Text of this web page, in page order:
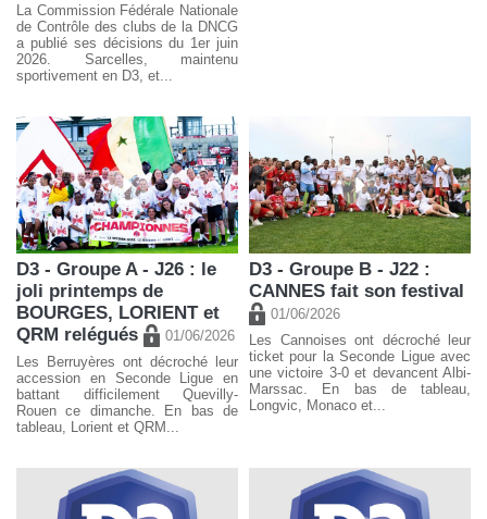
La Commission Fédérale Nationale
de Contrôle des clubs de la DNCG
a publié ses décisions du 1er juin
2026. Sarcelles, maintenu
sportivement en D3, et...
D3 - Groupe A - J26 : le
joli printemps de
BOURGES, LORIENT et
QRM relégués
01/06/2026
Les Berruyères ont décroché leur
accession en Seconde Ligue en
battant difficilement Quevilly-
Rouen ce dimanche. En bas de
tableau, Lorient et QRM...
D3 - Groupe B - J22 :
CANNES fait son festival
01/06/2026
Les Cannoises ont décroché leur
ticket pour la Seconde Ligue avec
une victoire 3-0 et devancent Albi-
Marssac. En bas de tableau,
Longvic, Monaco et...